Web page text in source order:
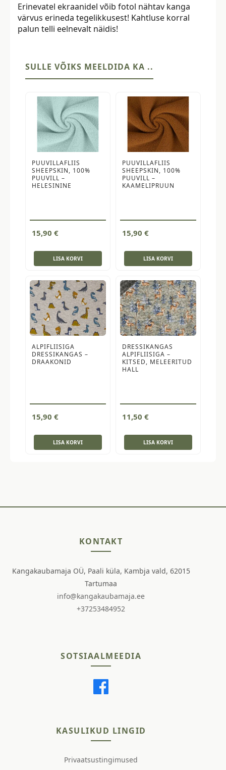
Erinevatel ekraanidel võib fotol nähtav kanga
värvus erineda tegelikkusest! Kahtluse korral
palun telli eelnevalt näidis!
SULLE VÕIKS MEELDIDA KA ..
PUUVILLAFLIIS
SHEEPSKIN, 100%
PUUVILL –
HELESININE
15,90 €
LISA KORVI
PUUVILLAFLIIS
SHEEPSKIN, 100%
PUUVILL –
KAAMELIPRUUN
15,90 €
LISA KORVI
ALPIFLIISIGA
DRESSIKANGAS –
DRAAKONID
15,90 €
LISA KORVI
DRESSIKANGAS
ALPIFLIISIGA –
KITSED, MELEERITUD
HALL
11,50 €
LISA KORVI
KONTAKT
Kangakaubamaja OÜ, Paali küla, Kambja vald, 62015
Tartumaa
info@kangakaubamaja.ee
+37253484952
SOTSIAALMEEDIA
KASULIKUD LINGID
Privaatsustingimused